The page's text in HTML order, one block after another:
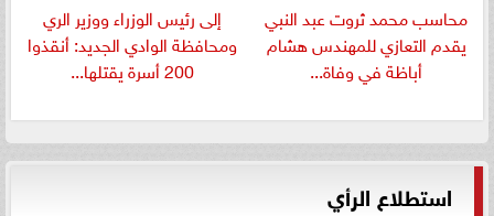
​محاسب محمد ثروت عبد النبي
يقدم التعازي للمهندس هشام
أباظة في وفاة...
إلى رئيس الوزراء ووزير الري
ومحافظة الوادي الجديد: أنقذوا
200 أسرة يقتلها...
استطلاع الرأي